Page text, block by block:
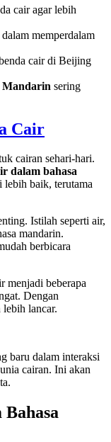
cair agar lebih
memperdalam
cair di Beijing
Mandarin sering
Cair
cairan sehari-hari.
dalam bahasa
lebih baik, terutama
Istilah seperti air,
mandarin.
berbicara
menjadi beberapa
Dengan
lancar.
baru dalam interaksi
cairan. Ini akan